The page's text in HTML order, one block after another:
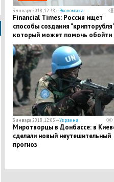
3 января 2018, 12:38 —Экономика
Financial Times: Россия ищет
способы создания
который может помочь обойти
санкции
3 января 2018, 12:03 —Украина
​Миротворцы в Донбассе: в
сделали новый неутешительный
прогноз